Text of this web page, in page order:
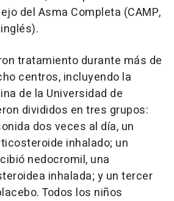
del Asma Completa (CAMP,
tratamiento durante más de
centros, incluyendo la
de la Universidad de
divididos en tres grupos:
dos veces al día, un
inhalado; un
nedocromil, una
inhalada; y un tercer
Todos los niños